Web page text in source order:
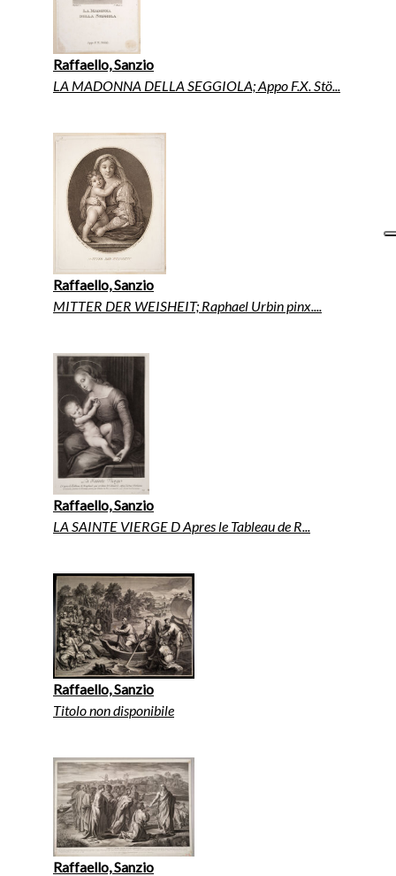
Raffaello, Sanzio
LA MADONNA DELLA SEGGIOLA; Appo F.X. Stö...
Raffaello, Sanzio
MITTER DER WEISHEIT; Raphael Urbin pinx....
Raffaello, Sanzio
LA SAINTE VIERGE D Apres le Tableau de R...
Raffaello, Sanzio
Titolo non disponibile
Raffaello, Sanzio